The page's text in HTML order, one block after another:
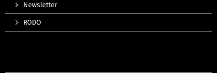
Newsletter
RODO